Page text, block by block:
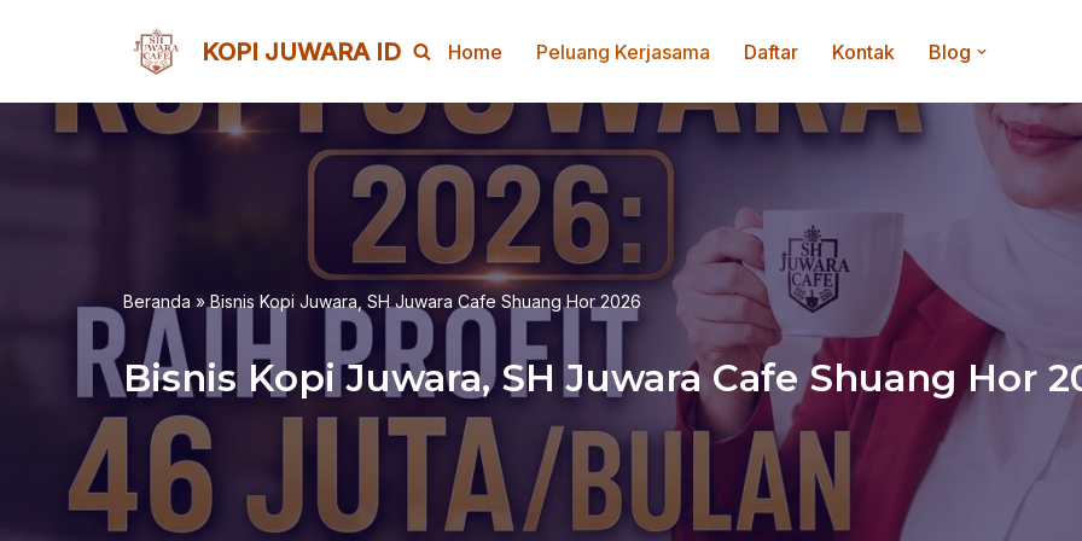
ke
KOPI JUWARA ID Home Peluang Kerjasama Daftar Kontak Blog
Beranda » Bisnis Kopi Juwara, SH Juwara Cafe Shuang Hor 2026
Bisnis Kopi Juwara, SH Juwara Cafe Shuang Hor